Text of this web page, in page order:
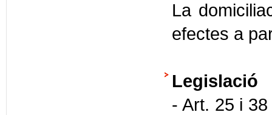
La
efectes a
Legislació
- Art. 25 i